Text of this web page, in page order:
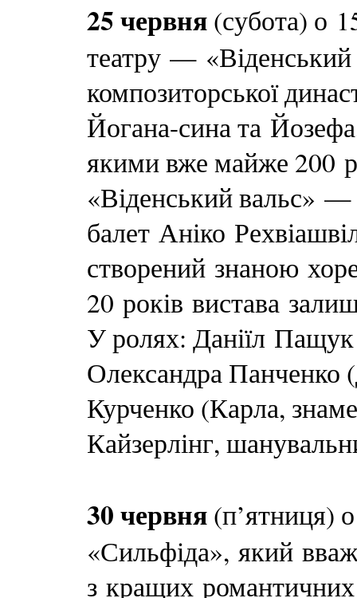
25 червня (субота) о
театру — «Віденський
композиторської
Йогана-сина та
якими вже майже 200
«Віденський вальс»
балет Аніко
створений знаною
20 років вистава
У ролях: Даніїл
Олександра Панченко
Курченко (Карла,
Кайзерлінг,
30 червня (п’ятниця)
«Сильфіда», який
з кращих романтичних